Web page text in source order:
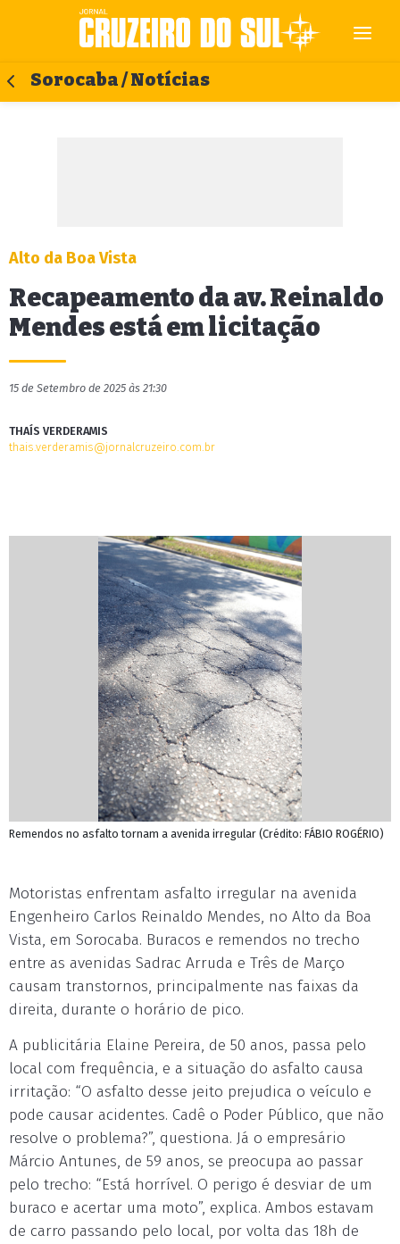
Sorocaba / Notícias
Alto da Boa Vista
Recapeamento da av. Reinaldo
Mendes está em licitação
15 de Setembro de 2025 às 21:30
THAÍS VERDERAMIS
thais.verderamis@jornalcruzeiro.com.br
Remendos no asfalto tornam a avenida irregular (Crédito: FÁBIO ROGÉRIO)
Motoristas enfrentam asfalto irregular na avenida
Engenheiro Carlos Reinaldo Mendes, no Alto da Boa
Vista, em Sorocaba. Buracos e remendos no trecho
entre as avenidas Sadrac Arruda e Três de Março
causam transtornos, principalmente nas faixas da
direita, durante o horário de pico.
A publicitária Elaine Pereira, de 50 anos, passa pelo
local com frequência, e a situação do asfalto causa
irritação: “O asfalto desse jeito prejudica o veículo e
pode causar acidentes. Cadê o Poder Público, que não
resolve o problema?”, questiona. Já o empresário
Márcio Antunes, de 59 anos, se preocupa ao passar
pelo trecho: “Está horrível. O perigo é desviar de um
buraco e acertar uma moto”, explica. Ambos estavam
de carro passando pelo local, por volta das 18h de